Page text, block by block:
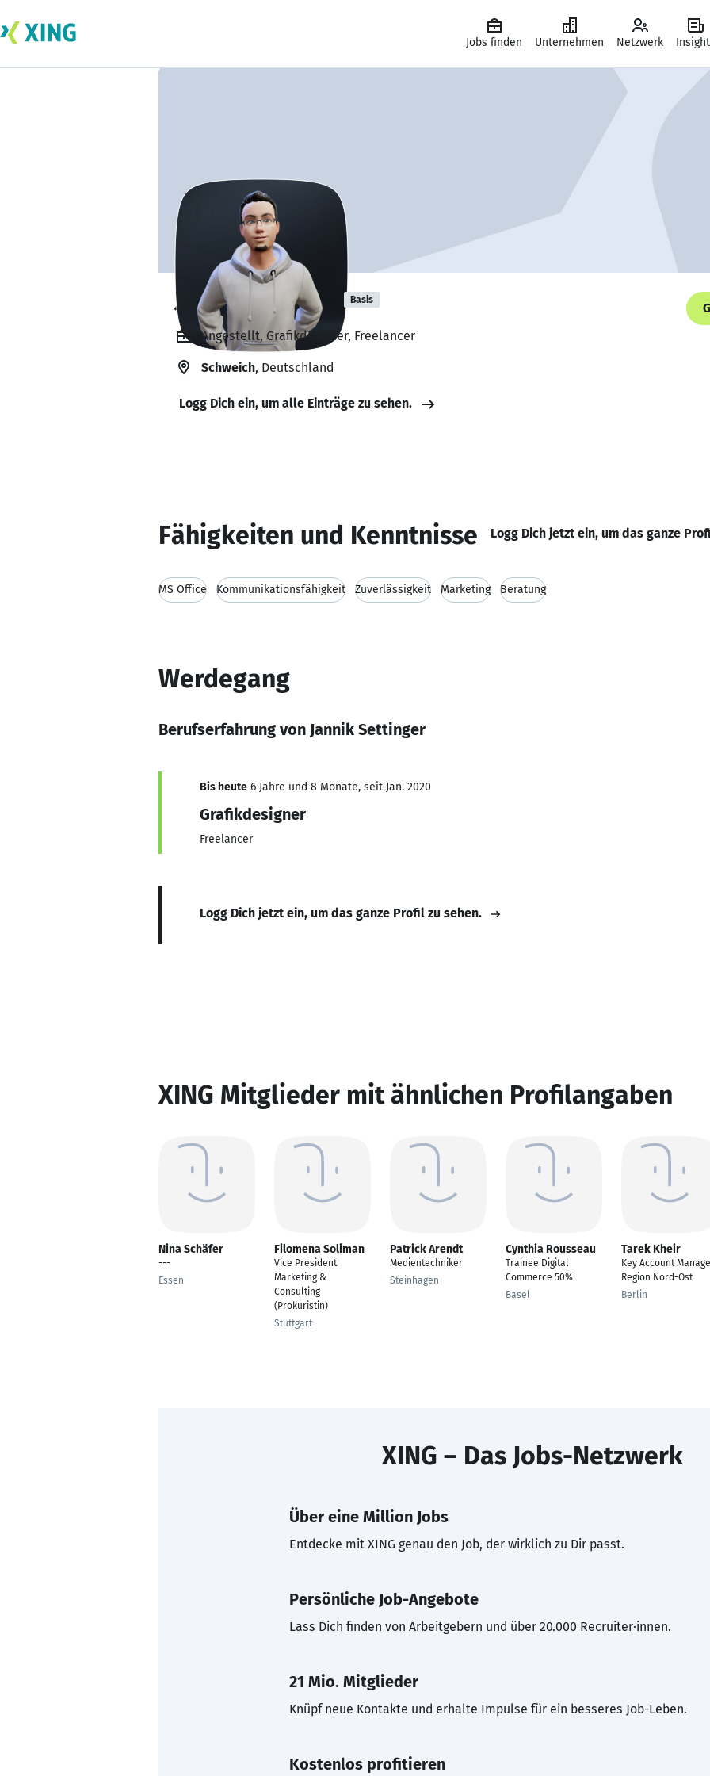
Jobs finden Unternehmen Netzwerk
Jannik Settinger Basis
Angestellt, Grafikdesigner, Freelancer
Schweich, Deutschland
Logg Dich ein, um alle Einträge zu sehen.
Fähigkeiten und Kenntnisse Logg Dich jetzt ein, um das ganze
MS Office Kommunikationsfähigkeit Zuverlässigkeit Marketing Beratung
Werdegang
Berufserfahrung von Jannik Settinger
Bis heute 6 Jahre und 8 Monate, seit Jan. 2020
Grafikdesigner
Freelancer
Logg Dich jetzt ein, um das ganze Profil zu sehen.
XING Mitglieder mit ähnlichen Profilangaben
Nina Schäfer
---
Essen
Filomena Soliman
Vice President
Marketing &
Consulting
(Prokuristin)
Stuttgart
Patrick Arendt
Medientechniker
Steinhagen
Cynthia Rousseau
Trainee Digital
Commerce 50%
Basel
Tarek Kheir
Key Account
Region Nord-Ost
Berlin
XING – Das Jobs-Netzwerk
Über eine Million Jobs
Entdecke mit XING genau den Job, der wirklich zu Dir passt.
Persönliche Job-Angebote
Lass Dich finden von Arbeitgebern und über 20.000 Recruiter·innen.
21 Mio. Mitglieder
Knüpf neue Kontakte und erhalte Impulse für ein besseres Job-Leben.
Kostenlos profitieren